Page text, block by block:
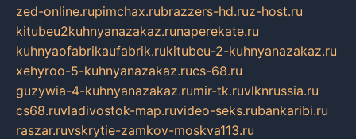
zed-online.rupimchax.rubrazzers-hd.ruz-host.ru
kitubeu2kuhnyanazakaz.runaperekate.ru
kuhnyaofabrikaufabrik.rukitubeu-2-kuhnyanazakaz.ru
xehyroo-5-kuhnyanazakaz.rucs-68.ru
guzywia-4-kuhnyanazakaz.rumir-tk.ruvlknrussia.ru
cs68.ruvladivostok-map.ruvideo-seks.rubankaribi.ru
raszar.ruvskrytie-zamkov-moskva113.ru